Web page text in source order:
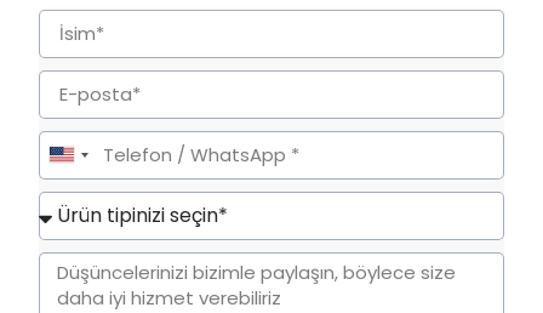
United
States
+1